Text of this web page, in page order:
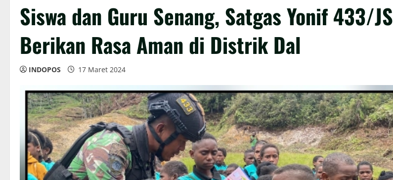
Siswa dan Guru Senang, Satgas Yonif 433/JS
Berikan Rasa Aman di Distrik Dal
INDOPOS 17 Maret 2024